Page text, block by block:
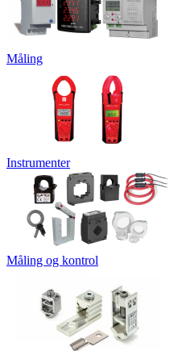
Måling
Instrumenter
Måling og kontrol